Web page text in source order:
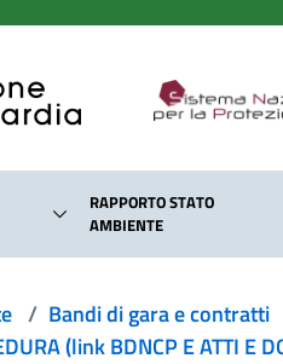
RAPPORTO STATO
AMBIENTE
/ Bandi di gara e contratti
(link BDNCP E ATTI E